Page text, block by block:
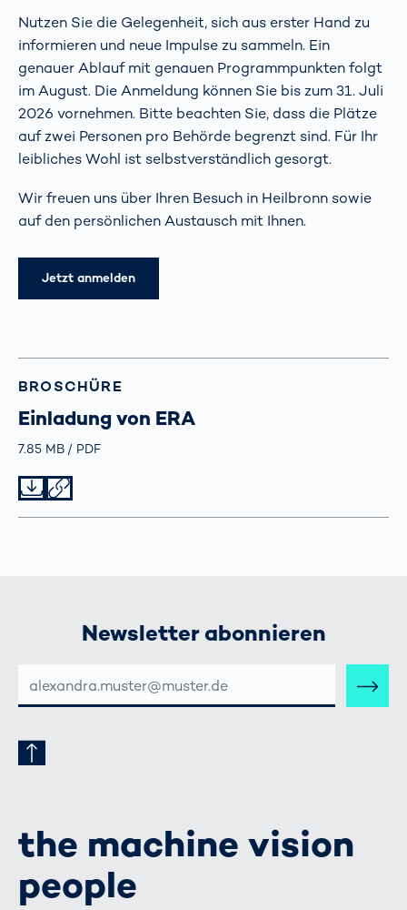
Nutzen Sie die Gelegenheit, sich aus erster Hand zu
informieren und neue Impulse zu sammeln. Ein
genauer Ablauf mit genauen Programmpunkten folgt
im August. Die Anmeldung können Sie bis zum 31. Juli
2026 vornehmen. Bitte beachten Sie, dass die Plätze
auf zwei Personen pro Behörde begrenzt sind. Für Ihr
leibliches Wohl ist selbstverständlich gesorgt.
Wir freuen uns über Ihren Besuch in Heilbronn sowie
auf den persönlichen Austausch mit Ihnen.
Jetzt anmelden
BROSCHÜRE
Einladung von ERA
Größe
7.85 MB TypPDF
Newsletter abonnieren
MAIL-
ADRESSE
the machine vision
people